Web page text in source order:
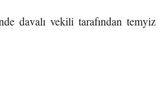
davalı vekili tarafından temyiz